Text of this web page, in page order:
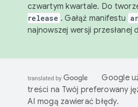
czwartym kwartale. Do
release . Gałąź manifestu
najnowszej wersji przesłanej
Google
treści na Twój preferowany
AI mogą zawierać błędy.